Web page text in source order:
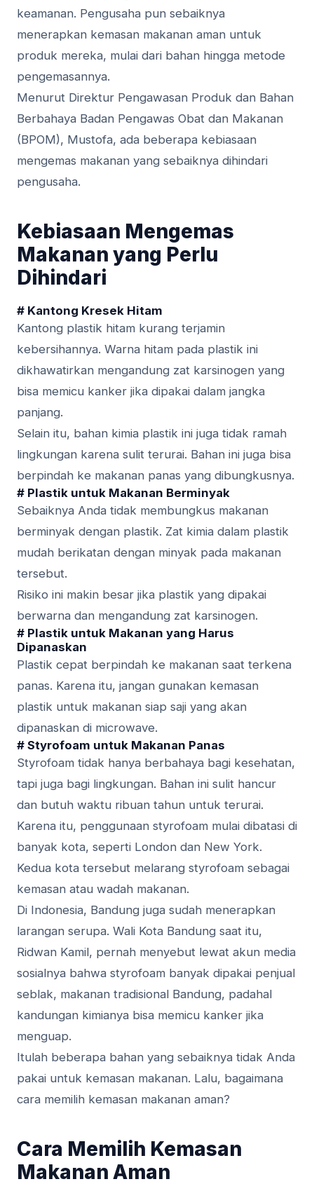
keamanan. Pengusaha pun sebaiknya
menerapkan kemasan makanan aman untuk
produk mereka, mulai dari bahan hingga metode
pengemasannya.
Menurut Direktur Pengawasan Produk dan Bahan
Berbahaya Badan Pengawas Obat dan Makanan
(BPOM), Mustofa, ada beberapa kebiasaan
mengemas makanan yang sebaiknya dihindari
pengusaha.
Kebiasaan Mengemas
Makanan yang Perlu
Dihindari
# Kantong Kresek Hitam
Kantong plastik hitam kurang terjamin
kebersihannya. Warna hitam pada plastik ini
dikhawatirkan mengandung zat karsinogen yang
bisa memicu kanker jika dipakai dalam jangka
panjang.
Selain itu, bahan kimia plastik ini juga tidak ramah
lingkungan karena sulit terurai. Bahan ini juga bisa
berpindah ke makanan panas yang dibungkusnya.
# Plastik untuk Makanan Berminyak
Sebaiknya Anda tidak membungkus makanan
berminyak dengan plastik. Zat kimia dalam plastik
mudah berikatan dengan minyak pada makanan
tersebut.
Risiko ini makin besar jika plastik yang dipakai
berwarna dan mengandung zat karsinogen.
# Plastik untuk Makanan yang Harus
Dipanaskan
Plastik cepat berpindah ke makanan saat terkena
panas. Karena itu, jangan gunakan kemasan
plastik untuk makanan siap saji yang akan
dipanaskan di microwave.
# Styrofoam untuk Makanan Panas
Styrofoam tidak hanya berbahaya bagi kesehatan,
tapi juga bagi lingkungan. Bahan ini sulit hancur
dan butuh waktu ribuan tahun untuk terurai.
Karena itu, penggunaan styrofoam mulai dibatasi di
banyak kota, seperti London dan New York.
Kedua kota tersebut melarang styrofoam sebagai
kemasan atau wadah makanan.
Di Indonesia, Bandung juga sudah menerapkan
larangan serupa. Wali Kota Bandung saat itu,
Ridwan Kamil, pernah menyebut lewat akun media
sosialnya bahwa styrofoam banyak dipakai penjual
seblak, makanan tradisional Bandung, padahal
kandungan kimianya bisa memicu kanker jika
menguap.
Itulah beberapa bahan yang sebaiknya tidak Anda
pakai untuk kemasan makanan. Lalu, bagaimana
cara memilih kemasan makanan aman?
Cara Memilih Kemasan
Makanan Aman